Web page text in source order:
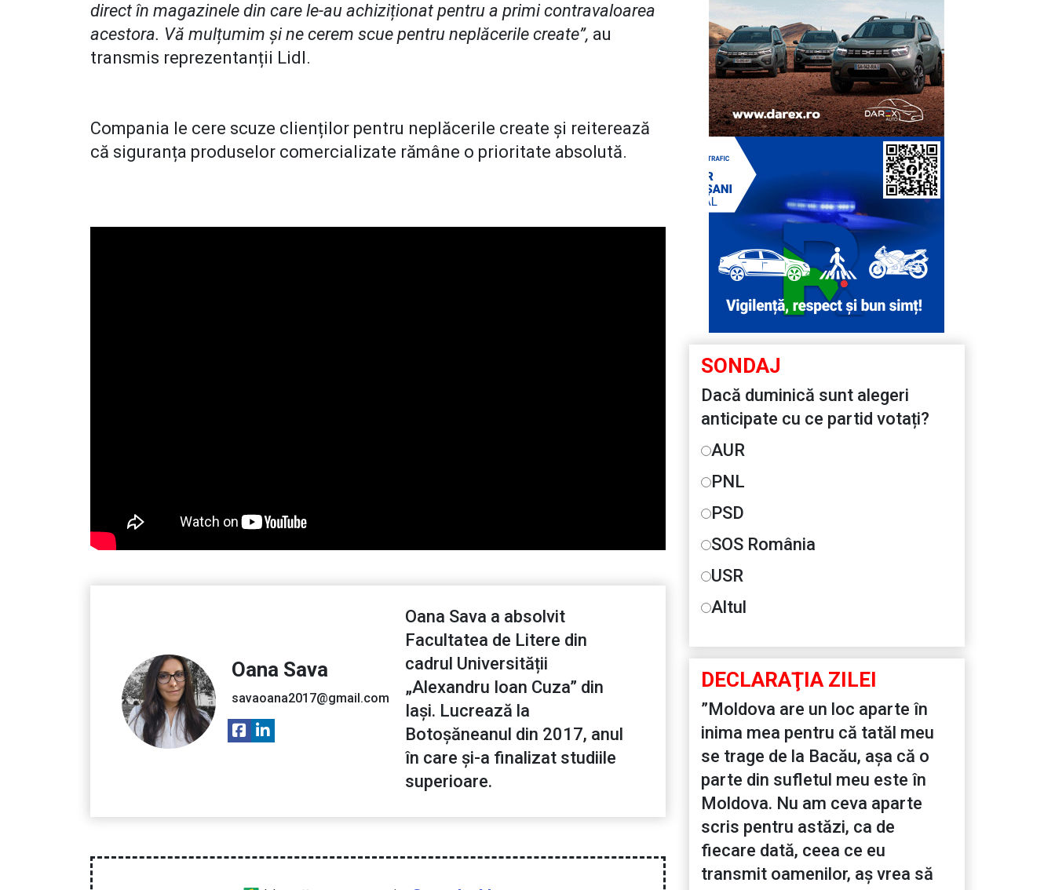
direct în magazinele din care le-au achiziționat pentru a primi contravaloarea
acestora. Vă mulțumim și ne cerem scue pentru neplăcerile create”, au
transmis reprezentanții Lidl.
Compania le cere scuze clienților pentru neplăcerile create și reiterează
că siguranța produselor comercializate rămâne o prioritate absolută.
Oana Sava
savaoana2017@gmail.com
Oana Sava a absolvit
Facultatea de Litere din
cadrul Universității
„Alexandru Ioan Cuza” din
Iași. Lucrează la
Botoșăneanul din 2017, anul
în care și-a finalizat studiile
superioare.
SONDAJ
Dacă duminică sunt alegeri
anticipate cu ce partid votați?
AUR
PNL
PSD
SOS România
USR
Altul
DECLARAŢIA ZILEI
”Moldova are un loc aparte în
inima mea pentru că tatăl meu
se trage de la Bacău, așa că o
parte din sufletul meu este în
Moldova. Nu am ceva aparte
scris pentru astăzi, ca de
fiecare dată, ceea ce eu
transmit oamenilor, aș vrea să